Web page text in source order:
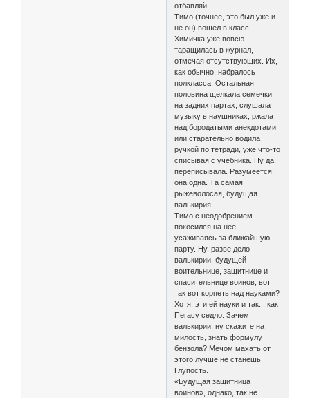
отбавляй.
Тимо (точнее, это был уже и
не он) вошел в класс.
Химичка уже вовсю
таращилась в журнал,
отмечая отсутствующих. Их,
как обычно, набралось
полкласса. Остальная
половина щелкала семечки
на задних партах, слушала
музыку в наушниках, ржала
над бородатыми анекдотами
или старательно водила
ручкой по тетради, уже что-то
списывая с учебника. Ну да,
переписывала. Разумеется,
она одна. Та самая
рыжеволосая, будущая
валькирия.
Тимо с неодобрением
покосился на нее,
усаживаясь за ближайшую
парту. Ну, разве дело
валькирии, будущей
воительнице, защитнице и
спасительнице воинов, вот
так вот корпеть над науками?
Хотя, эти ей науки и так... как
Пегасу седло. Зачем
валькирии, ну скажите на
милость, знать формулу
бензола? Мечом махать от
этого лучше не станешь.
Глупость.
«Будущая защитница
воинов», однако, так не